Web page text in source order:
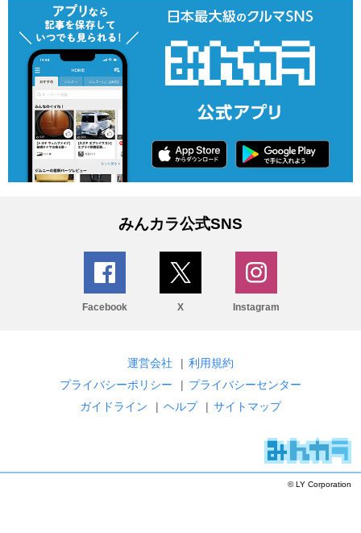
みんカラ公式SNS
Facebook X Instagram
運営会社 | 利用規約
プライバシーポリシー
| プライバシーセンター
ガイドライン
| ヘルプ | サイトマップ
© LY Corporation